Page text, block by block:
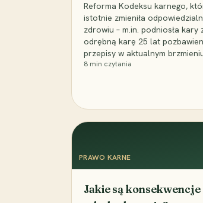
Reforma Kodeksu karnego,
istotnie zmieniła
zdrowiu – m.in. podniosła
odrębną karę 25 lat
przepisy w aktualnym
8 min czytania
PRAWO KARNE
Jakie są